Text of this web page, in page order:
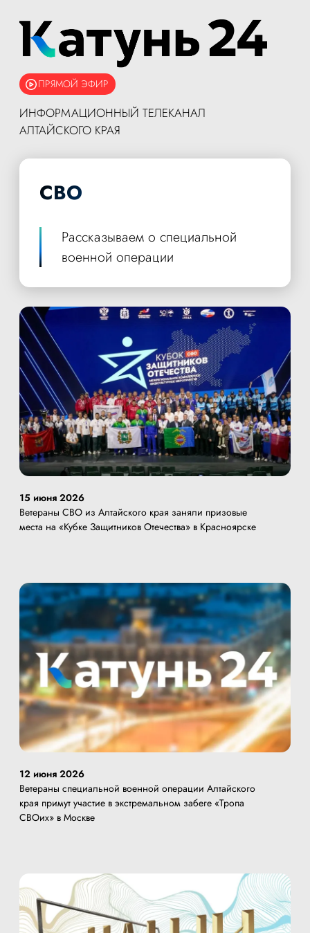
ПРЯМОЙ ЭФИР
ИНФОРМАЦИОННЫЙ ТЕЛЕКАНАЛ
АЛТАЙСКОГО КРАЯ
СВО
Рассказываем о специальной
военной операции
15 июня 2026
Ветераны СВО из Алтайского края заняли призовые
места на «Кубке Защитников Отечества» в Красноярске
12 июня 2026
Ветераны специальной военной операции Алтайского
края примут участие в экстремальном забеге «Тропа
СВОих» в Москве